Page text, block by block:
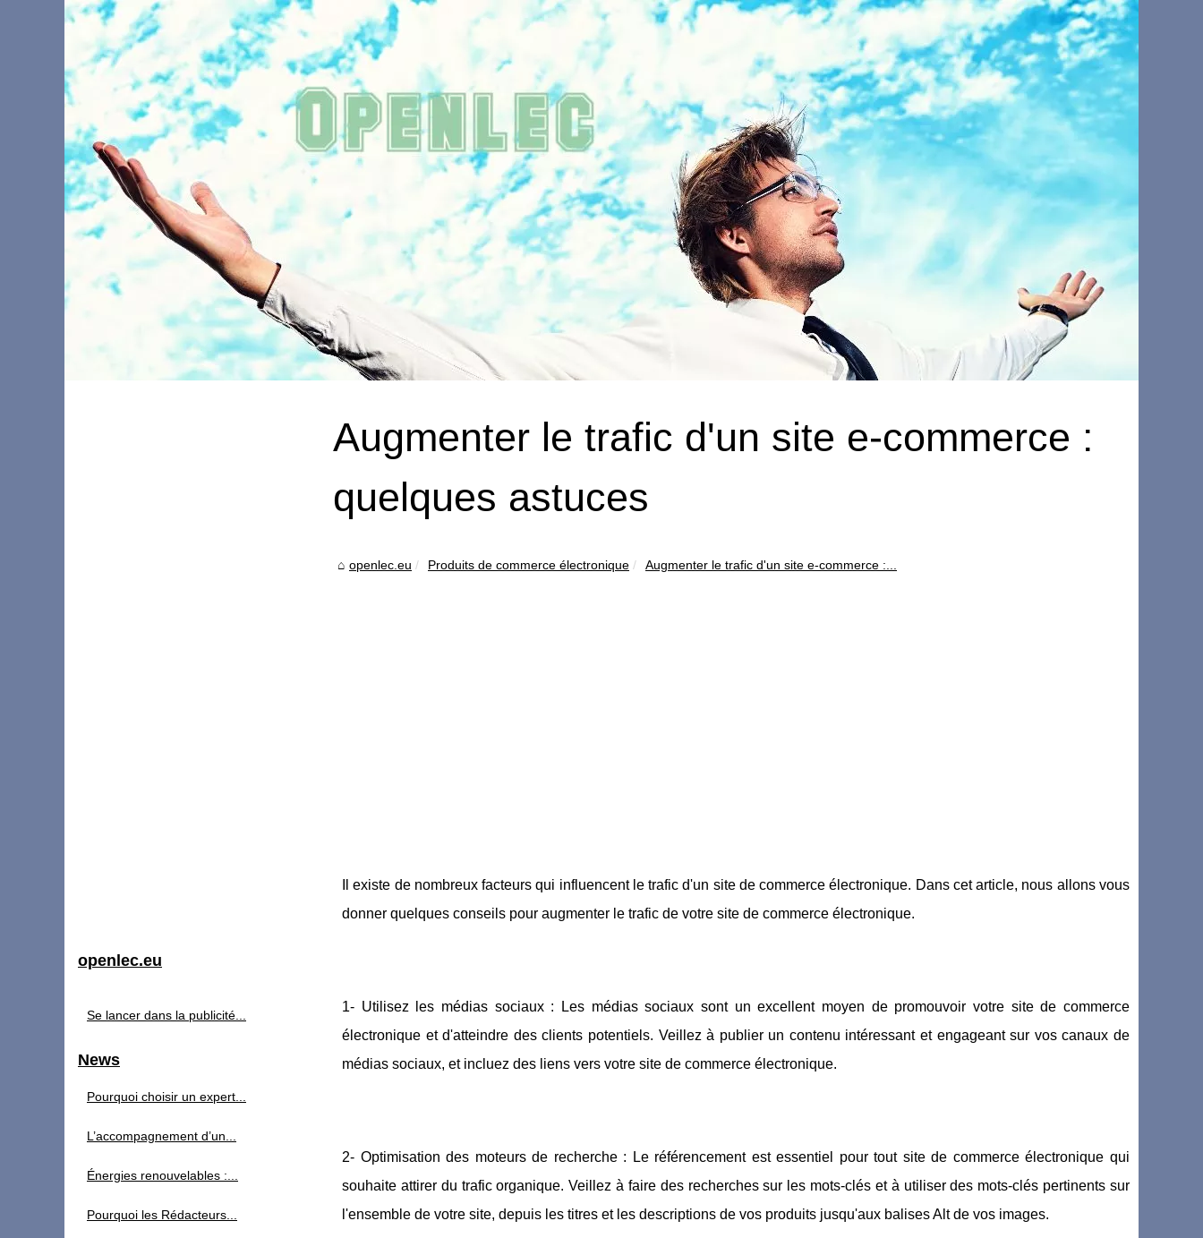
Augmenter le trafic d'un site e-commerce :
quelques astuces
openlec.eu Produits de commerce électronique Augmenter le trafic d'un site e-commerce :...
Il existe de nombreux facteurs qui influencent le trafic d'un site de commerce électronique. Dans cet article, nous allons vous
donner quelques conseils pour augmenter le trafic de votre site de commerce électronique.
1- Utilisez les médias sociaux : Les médias sociaux sont un excellent moyen de promouvoir votre site de commerce
électronique et d'atteindre des clients potentiels. Veillez à publier un contenu intéressant et engageant sur vos canaux de
médias sociaux, et incluez des liens vers votre site de commerce électronique.
2- Optimisation des moteurs de recherche : Le référencement est essentiel pour tout site de commerce électronique qui
souhaite attirer du trafic organique. Veillez à faire des recherches sur les mots-clés et à utiliser des mots-clés pertinents sur
l'ensemble de votre site, depuis les titres et les descriptions de vos produits jusqu'aux balises Alt de vos images.
openlec.eu
Se lancer dans la publicité...
News
Pourquoi choisir un expert...
L’accompagnement d’un...
Énergies renouvelables :...
Pourquoi les Rédacteurs...